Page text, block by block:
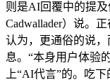
则是AI回覆中的提及
Cadwallader）说。
认为，更通俗的说
息。“本身用户体验
上“AI代言”的。吃